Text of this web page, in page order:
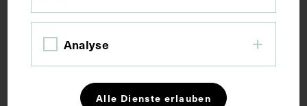
Auszug aus: Galerie hervorragender Ärzte und
Naturforscher, in: Beilage zur Münchener
medizinischen Wochenschrift, 1905, Bl. 160. Das
Bild wurde von Julius Friedrich Lehmann verlegt.
Analyse
Alle Dienste erlauben